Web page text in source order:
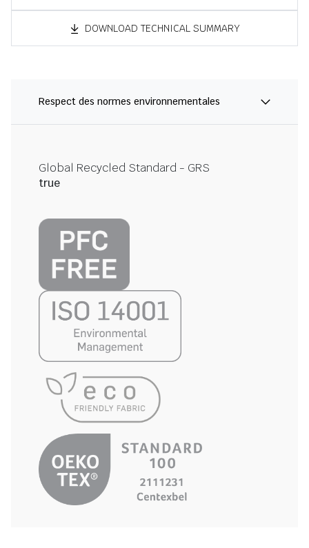
DOWNLOAD TECHNICAL SUMMARY
Respect des normes environnementales
Global Recycled Standard - GRS
true